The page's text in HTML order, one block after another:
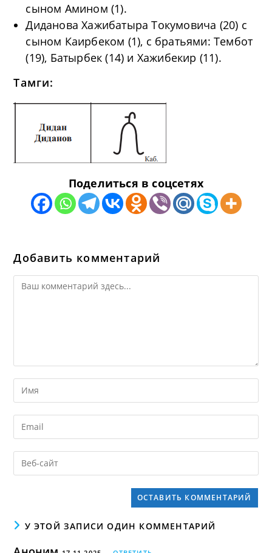
сыном Амином (1).
Диданова Хажибатыра Токумовича (20) с
сыном Каирбеком (1), с братьями: Тембот
(19), Батырбек (14) и Хажибекир (11).
Тамги:
Поделиться в соцсетях
Добавить комментарий
У ЭТОЙ ЗАПИСИ ОДИН КОММЕНТАРИЙ